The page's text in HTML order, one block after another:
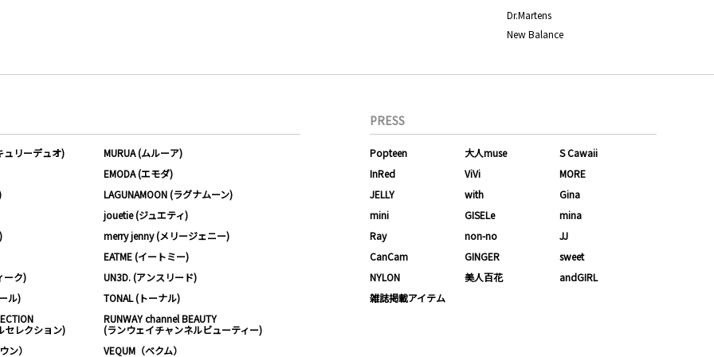
Dr.Martens
New Balance
ュリーデュオ)
MURUA (ムルーア)
EMODA (エモダ)
LAGUNAMOON (ラグナムーン)
jouetie (ジュエティ)
merry jenny (メリージェニー)
EATME (イートミー)
ーク)
UN3D. (アンスリード)
ル)
TONAL (トーナル)
セレクション)
RUNWAY channel BEAUTY
(ランウェイチャンネルビューティー)
ン）
VEQUM（ベクム）
PRESS
Popteen 大人muse
S Cawaii
InRed
ViVi
MORE
JELLY
with
Gina
mini
GISELe
mina
Ray
non-no
JJ
CanCam
GINGER
sweet
NYLON
美人百花
andGIRL
雑誌掲載アイテム